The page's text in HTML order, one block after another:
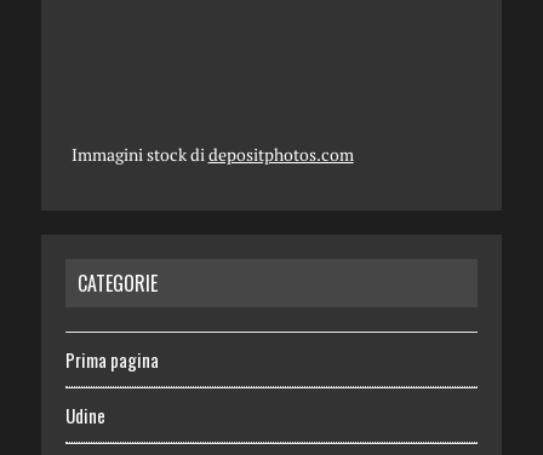
Immagini stock di depositphotos.com
CATEGORIE
Prima pagina
Udine